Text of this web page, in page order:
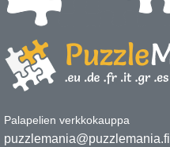
Palapelien verkkokauppa
puzzlemania@puzzlemania.fi